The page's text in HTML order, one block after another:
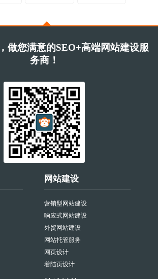
做您满意的SEO+高端网站建设服
务商！
网站建设
营销型网站建设
响应式网站建设
外贸网站建设
网站托管服务
网页设计
着陆页设计